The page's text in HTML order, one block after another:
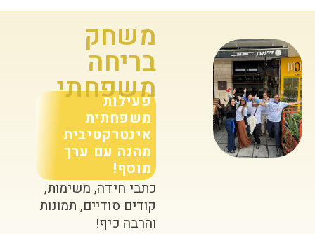
משחק
בריחה
משפחתי
פעילות
משפחתית
אינטרקטיבית
מהנה עם ערך
מוסף!
כתבי חידה, משימות,
קודים סודיים, תמונות
והרבה כיף!